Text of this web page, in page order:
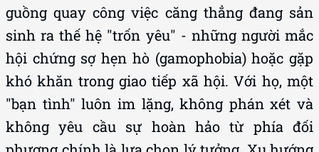
guồng quay công việc căng thẳng đang sản
sinh ra thế hệ "trốn yêu" - những người mắc
hội chứng sợ hẹn hò (gamophobia) hoặc gặp
khó khăn trong giao tiếp xã hội. Với họ, một
"bạn tình" luôn im lặng, không phán xét và
không yêu cầu sự hoàn hảo từ phía đối